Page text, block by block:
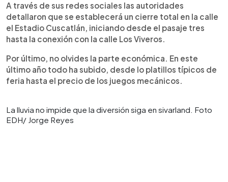
A través de sus redes sociales las autoridades
detallaron que se establecerá un cierre total en la calle
el Estadio Cuscatlán, iniciando desde el pasaje tres
hasta la conexión con la calle Los Viveros.
Por último, no olvides la parte económica. En este
último año todo ha subido, desde lo platillos típicos de
feria hasta el precio de los juegos mecánicos.
La lluvia no impide que la diversión siga en sivarland. Foto
EDH/ Jorge Reyes